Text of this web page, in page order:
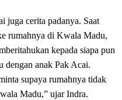
juga cerita padanya. Saat
rumahnya di Kwala Madu,
kepada siapa pun
dengan anak Pak Acai.
supaya rumahnya tidak
Madu,” ujar Indra.